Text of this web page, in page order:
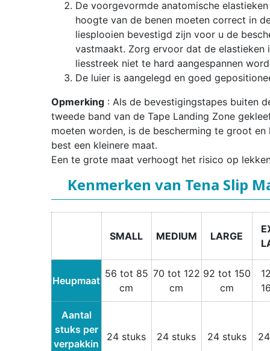
De voorgevormde anatomische
hoogte van de benen moeten correct in
liesplooien bevestigd zijn voor u de
vastmaakt. Zorg ervoor dat de elastieken
liesstreek niet te hard aangespannen
De luier is aangelegd en goed
Opmerking: Als de bevestigingstapes buiten
tweede band van de Tape Landing Zone
moeten worden, is de bescherming te groot en
best een kleinere maat.
Een te grote maat verhoogt het risico op
Kenmerken van Tena Slip
SMALL MEDIUM LARGE
Heupmaat
56 tot 85
cm
70 tot 122
cm
92 tot 150
cm
Aantal
stuks per
verpakkin
24 stuks 24 stuks 24 stuks